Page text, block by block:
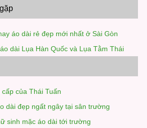
áo dài rẻ đẹp mới nhất ở Sài Gòn
dài Lụa Hàn Quốc và Lụa Tằm Thái
của Thái Tuấn
dài đẹp ngất ngây tại sân trường
sinh mặc áo dài tới trường